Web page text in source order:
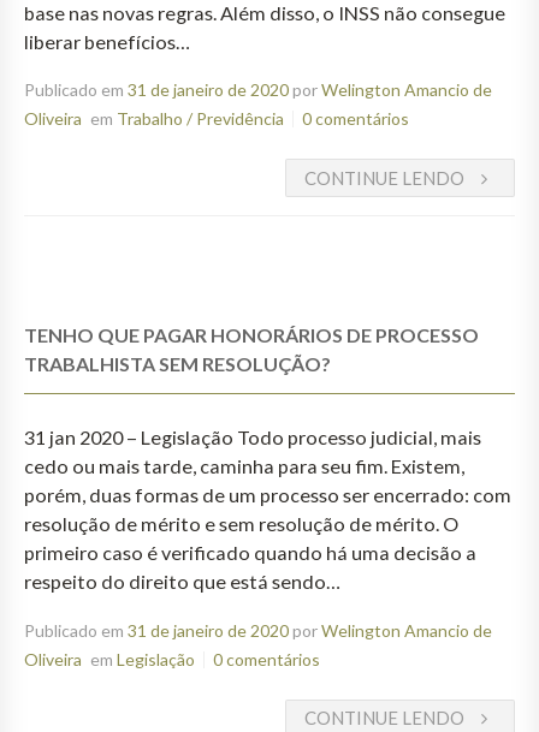
base nas novas regras. Além disso, o INSS não consegue
liberar benefícios…
Publicado em 31 de janeiro de 2020porWelington Amancio de
Oliveira em Trabalho / Previdência 0 comentários
CONTINUE LENDO
TENHO QUE PAGAR HONORÁRIOS DE PROCESSO
TRABALHISTA SEM RESOLUÇÃO?
31 jan 2020 – Legislação Todo processo judicial, mais
cedo ou mais tarde, caminha para seu fim. Existem,
porém, duas formas de um processo ser encerrado: com
resolução de mérito e sem resolução de mérito. O
primeiro caso é verificado quando há uma decisão a
respeito do direito que está sendo…
Publicado em 31 de janeiro de 2020porWelington Amancio de
Oliveira em Legislação 0 comentários
CONTINUE LENDO